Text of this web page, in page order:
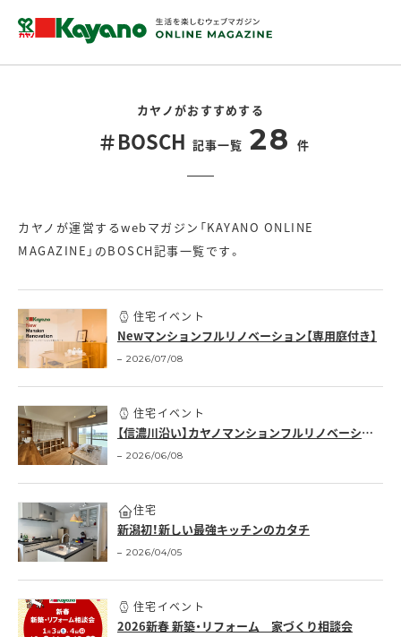
カヤノがおすすめする
＃BOSCH 記事一覧 28 件
カヤノが運営するwebマガジン「KAYANO ONLINE
MAGAZINE」のBOSCH記事一覧です。
住宅イベント
Newマンションフルリノベーション【専用庭付き】
2026/07/08
住宅イベント
【信濃川沿い】カヤノマンションフルリノベーションNEW OPEN！！
2026/06/08
住宅
新潟初！新しい最強キッチンのカタチ
2026/04/05
住宅イベント
2026新春 新築・リフォーム 家づくり相談会